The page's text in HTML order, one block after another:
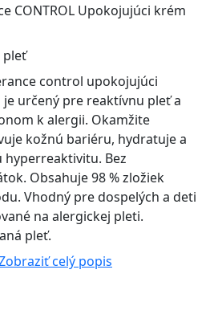
pleť
control upokojujúci
určený pre reaktívnu pleť a
k alergii. Okamžite
kožnú bariéru, hydratuje a
Bez
Obsahuje 98 % zložiek
Vhodný pre dospelých a deti
na alergickej pleti.
pleť.
celý popis